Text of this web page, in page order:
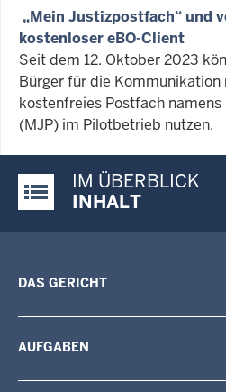
„Mein Justizpostfach“ und
kostenloser eBO-Client
Seit dem 12. Oktober 2023
Bürger für die
kostenfreies Postfach
(MJP) im Pilotbetrieb nutzen.
Justiz-Portal im
IM ÜBERBLICK
INHALT
DAS GERICHT
AUFGABEN